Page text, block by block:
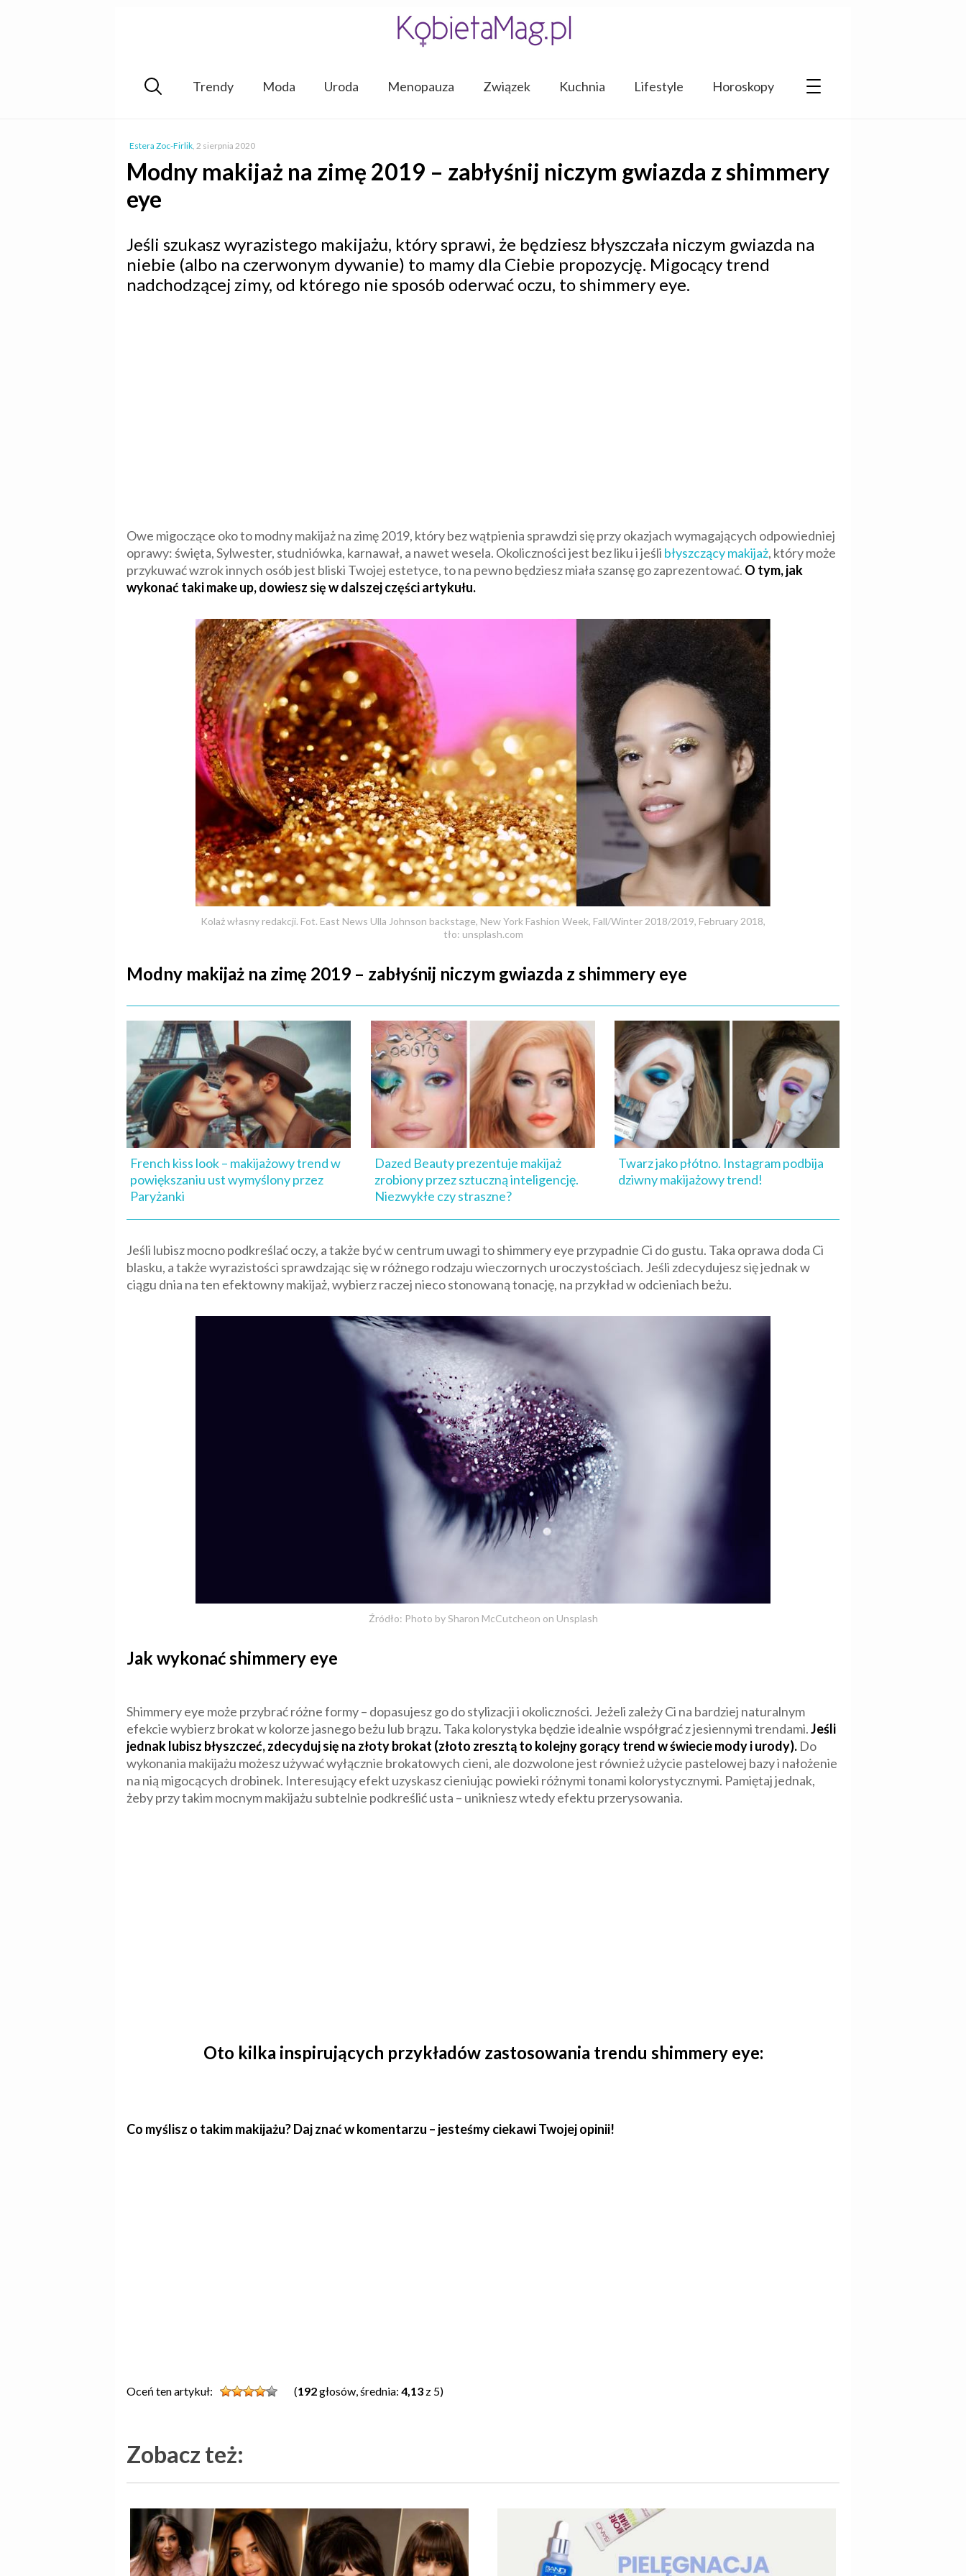
Trendy Moda Uroda Menopauza Związek Kuchnia Lifestyle Horoskopy
Estera Zoc-Firlik, 2 sierpnia 2020
Modny makijaż na zimę 2019 – zabłyśnij niczym gwiazda z shimmery
eye
Jeśli szukasz wyrazistego makijażu, który sprawi, że będziesz błyszczała niczym gwiazda na
niebie (albo na czerwonym dywanie) to mamy dla Ciebie propozycję. Migocący trend
nadchodzącej zimy, od którego nie sposób oderwać oczu, to shimmery eye.
Owe migoczące oko to modny makijaż na zimę 2019, który bez wątpienia sprawdzi się przy okazjach wymagających odpowiedniej
oprawy: święta, Sylwester, studniówka, karnawał, a nawet wesela. Okoliczności jest bez liku i jeśli błyszczący makijaż, który może
przykuwać wzrok innych osób jest bliski Twojej estetyce, to na pewno będziesz miała szansę go zaprezentować. O tym, jak
wykonać taki make up, dowiesz się w dalszej części artykułu.
Kolaż własny redakcji. Fot. East News Ulla Johnson backstage, New York Fashion Week, Fall/Winter 2018/2019, February 2018,
tło: unsplash.com
Modny makijaż na zimę 2019 – zabłyśnij niczym gwiazda z shimmery eye
French kiss look – makijażowy trend w
powiększaniu ust wymyślony przez
Paryżanki
Dazed Beauty prezentuje makijaż
zrobiony przez sztuczną inteligencję.
Niezwykłe czy straszne?
Twarz jako płótno. Instagram podbija
dziwny makijażowy trend!
Jeśli lubisz mocno podkreślać oczy, a także być w centrum uwagi to shimmery eye przypadnie Ci do gustu. Taka oprawa doda Ci
blasku, a także wyrazistości sprawdzając się w różnego rodzaju wieczornych uroczystościach. Jeśli zdecydujesz się jednak w
ciągu dnia na ten efektowny makijaż, wybierz raczej nieco stonowaną tonację, na przykład w odcieniach beżu.
Źródło: Photo by Sharon McCutcheon on Unsplash
Jak wykonać shimmery eye
Shimmery eye może przybrać różne formy – dopasujesz go do stylizacji i okoliczności. Jeżeli zależy Ci na bardziej naturalnym
efekcie wybierz brokat w kolorze jasnego beżu lub brązu. Taka kolorystyka będzie idealnie współgrać z jesiennymi trendami.Jeśli
jednak lubisz błyszczeć, zdecyduj się na złoty brokat (złoto zresztą to kolejny gorący trend w świecie mody i urody). Do
wykonania makijażu możesz używać wyłącznie brokatowych cieni, ale dozwolone jest również użycie pastelowej bazy i nałożenie
na nią migocących drobinek. Interesujący efekt uzyskasz cieniując powieki różnymi tonami kolorystycznymi. Pamiętaj jednak,
żeby przy takim mocnym makijażu subtelnie podkreślić usta – unikniesz wtedy efektu przerysowania.
Oto kilka inspirujących przykładów zastosowania trendu shimmery eye:
Co myślisz o takim makijażu? Daj znać w komentarzu – jesteśmy ciekawi Twojej opinii!
Oceń ten artykuł: (192głosów, średnia: 4,13 z 5)
Zobacz też: